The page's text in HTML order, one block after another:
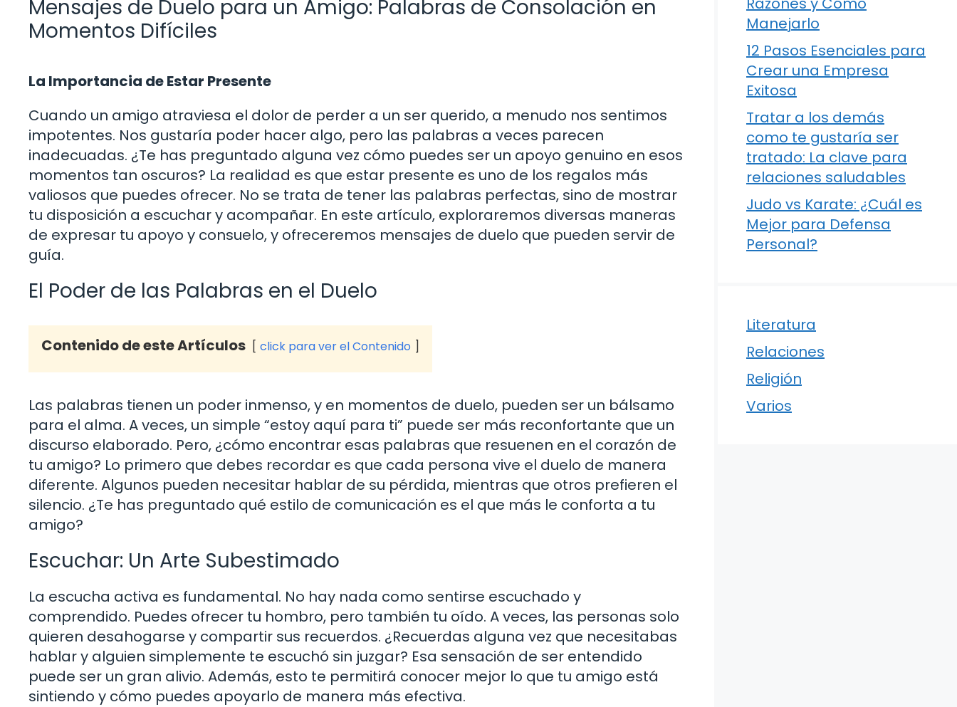
Mensajes de Duelo para un Amigo: Palabras de Consolación en
Momentos Difíciles
La Importancia de Estar Presente
Cuando un amigo atraviesa el dolor de perder a un ser querido, a menudo nos sentimos
impotentes. Nos gustaría poder hacer algo, pero las palabras a veces parecen
inadecuadas. ¿Te has preguntado alguna vez cómo puedes ser un apoyo genuino en esos
momentos tan oscuros? La realidad es que estar presente es uno de los regalos más
valiosos que puedes ofrecer. No se trata de tener las palabras perfectas, sino de mostrar
tu disposición a escuchar y acompañar. En este artículo, exploraremos diversas maneras
de expresar tu apoyo y consuelo, y ofreceremos mensajes de duelo que pueden servir de
guía.
El Poder de las Palabras en el Duelo
Contenido de este Artículos click para ver el Contenido
Las palabras tienen un poder inmenso, y en momentos de duelo, pueden ser un bálsamo
para el alma. A veces, un simple “estoy aquí para ti” puede ser más reconfortante que un
discurso elaborado. Pero, ¿cómo encontrar esas palabras que resuenen en el corazón de
tu amigo? Lo primero que debes recordar es que cada persona vive el duelo de manera
diferente. Algunos pueden necesitar hablar de su pérdida, mientras que otros prefieren el
silencio. ¿Te has preguntado qué estilo de comunicación es el que más le conforta a tu
amigo?
Escuchar: Un Arte Subestimado
La escucha activa es fundamental. No hay nada como sentirse escuchado y
comprendido. Puedes ofrecer tu hombro, pero también tu oído. A veces, las personas solo
quieren desahogarse y compartir sus recuerdos. ¿Recuerdas alguna vez que necesitabas
hablar y alguien simplemente te escuchó sin juzgar? Esa sensación de ser entendido
puede ser un gran alivio. Además, esto te permitirá conocer mejor lo que tu amigo está
sintiendo y cómo puedes apoyarlo de manera más efectiva.
Manejarlo
12 Pasos Esenciales para
Crear una Empresa
Exitosa
Tratar a los demás
como te gustaría ser
tratado: La clave para
relaciones saludables
Judo vs Karate: ¿Cuál es
Mejor para Defensa
Personal?
Literatura
Relaciones
Religión
Varios